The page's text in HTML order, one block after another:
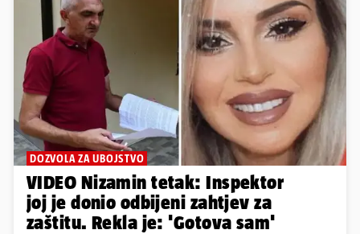
DOZVOLA ZA UBOJSTVO
VIDEO Nizamin tetak: Inspektor
joj je donio odbijeni zahtjev za
zaštitu. Rekla je: 'Gotova sam'